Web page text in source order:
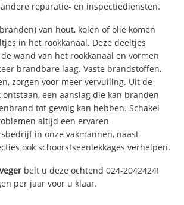
reparatie- en inspectiediensten.
van hout, kolen of olie komen
in het rookkanaal. Deze deeltjes
wand van het rookkanaal en vormen
brandbare laag. Vaste brandstoffen,
zorgen voor meer vervuiling. Uit de
ontstaan, een aanslag die kan branden
tot gevolg kan hebben. Schakel
altijd een ervaren
in onze vakmannen, naast
ook schoorstseenlekkages verhelpen.
belt u deze ochtend 024-2042424!
per jaar voor u klaar.